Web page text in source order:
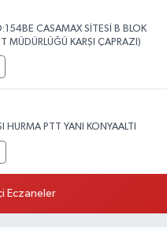
CASAMAX SİTESİ B BLOK
MÜDÜRLÜĞÜ KARŞI ÇAPRAZI)
HURMA PTT YANI KONYAALTI
Eczaneler